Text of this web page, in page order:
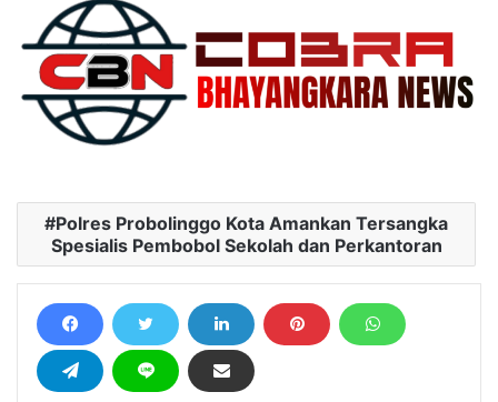
Polres Probolinggo Kota Amankan Tersangka
Spesialis Pembobol Sekolah dan Perkantoran